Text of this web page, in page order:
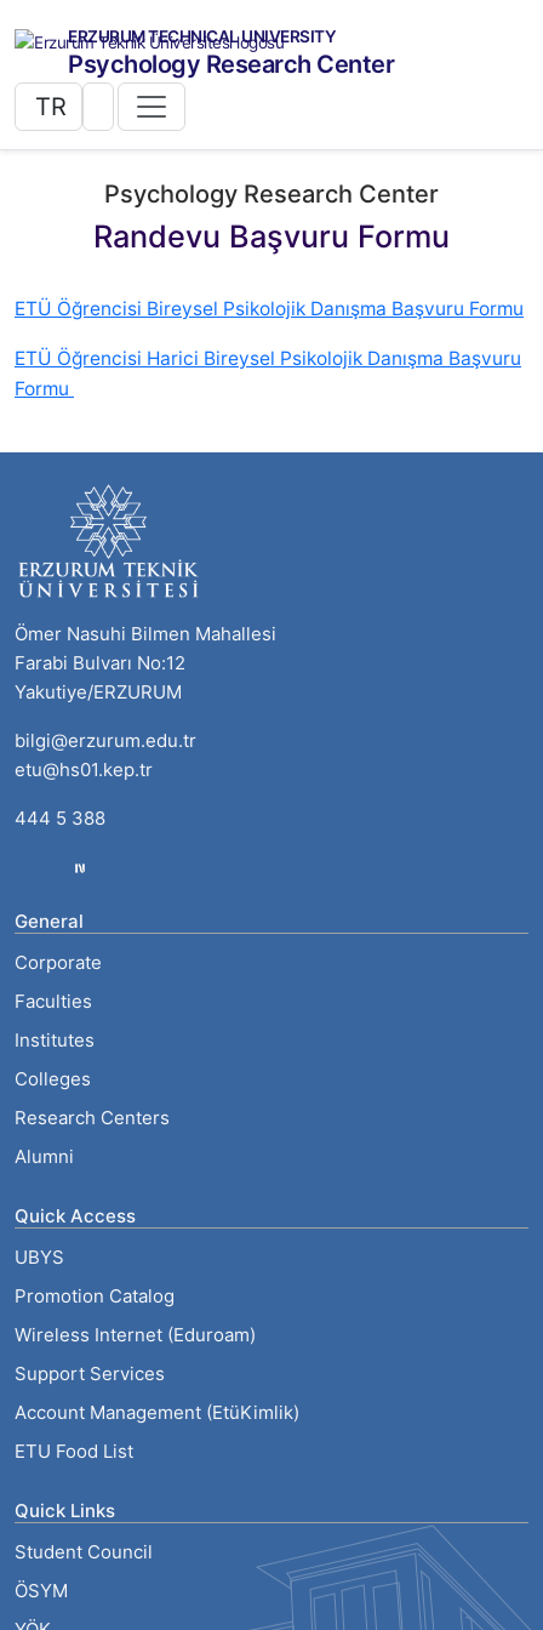
ERZURUM TECHNICAL UNIVERSITY
Psychology Research Center
TR
Psychology Research Center
Randevu Başvuru Formu
ETÜ Öğrencisi Bireysel Psikolojik Danışma Başvuru Formu
ETÜ Öğrencisi Harici Bireysel Psikolojik Danışma Başvuru
Formu
Ömer Nasuhi Bilmen Mahallesi
Farabi Bulvarı No:12
Yakutiye/ERZURUM
bilgi@erzurum.edu.tr
etu@hs01.kep.tr
444 5 388
General
Corporate
Faculties
Institutes
Colleges
Research Centers
Alumni
Quick Access
UBYS
Promotion Catalog
Wireless Internet (Eduroam)
Support Services
Account Management (EtüKimlik)
ETU Food List
Quick Links
Student Council
ÖSYM